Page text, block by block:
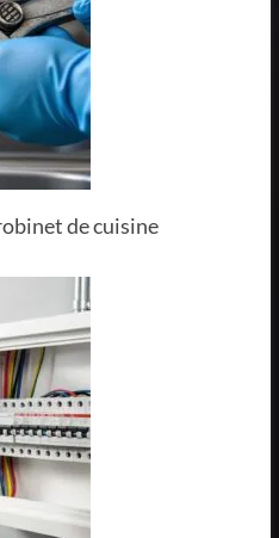
de cuisine